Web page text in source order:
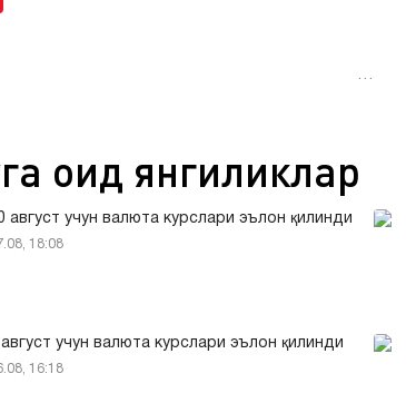
…
оид янгиликлар
август учун валюта курслари эълон қилинди
18:08
август учун валюта курслари эълон қилинди
16:18